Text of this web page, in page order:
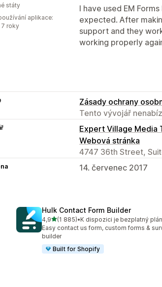
I have used EM
expected. After
support and they
working properly
státy
aplikace:
7 roky
Zásady ochrany
Tento vývojář
Expert Village Media
Webová stránka
4747 36th Street,
14. červenec 2017
Hulk Contact Form Builder
4,9z 5 hvězd
(1 885)
Celkový počet recenzí: 1885
•K dispozici je bezplatný plán
Easy contact us form, custom forms &
builder
Built for Shopify